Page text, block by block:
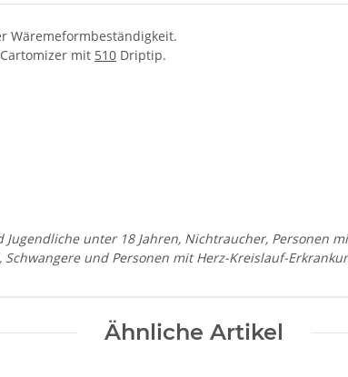
Wäremeformbeständigkeit.
mit 510 Driptip.
unter 18 Jahren, Nichtraucher, Personen
, Schwangere und Personen mit Herz-Kreislauf-
Ähnliche Artikel